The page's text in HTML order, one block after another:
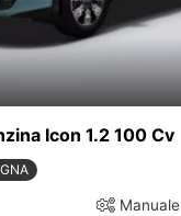
Icon 1.2 100 Cv
Manuale